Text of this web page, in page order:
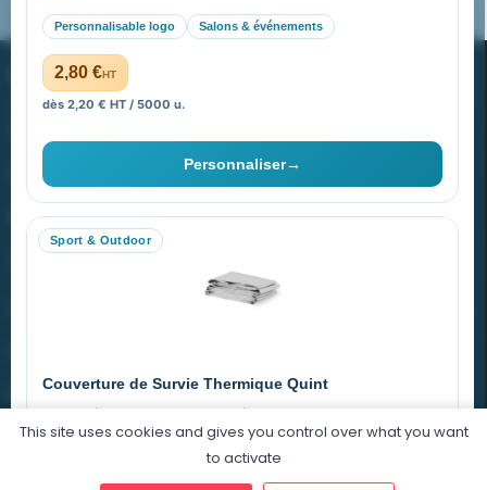
Personnalisable logo Salons & événements
2,80 €HT
dès 2,20 € HT / 5000 u.
Personnaliser→
Sport & Outdoor
Couverture de Survie Thermique Quint
Imperméable et coupe-vent, idéale pour le sport et le plein air.
Pourquoi ça a marché à 100% pour moi ?
PROMENOCH GOODIES
40 rue Madeleine Michelis
92 200 Neuilly
NOTRE SOCIÉTÉ
This site uses cookies and gives you control over what you want
to activate